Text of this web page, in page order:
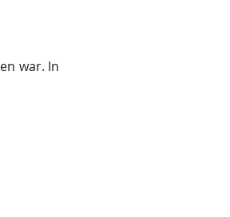
war. In